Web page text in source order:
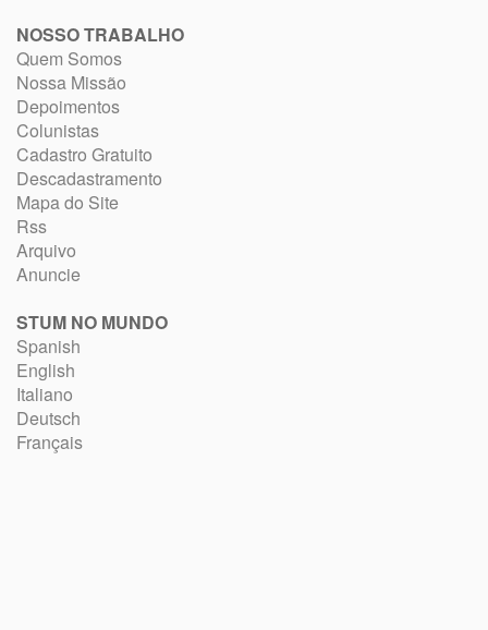
NOSSO TRABALHO
Quem Somos
Nossa Missão
Depoimentos
Colunistas
Cadastro Gratuito
Descadastramento
Mapa do Site
Rss
Arquivo
Anuncie
STUM NO MUNDO
Spanish
English
Italiano
Deutsch
Français